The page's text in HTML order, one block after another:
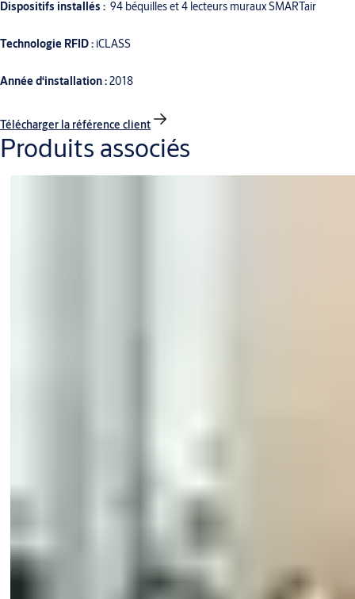
Dispositifs installés : 94 béquilles et 4 lecteurs muraux SMARTair
Technologie RFID : iCLASS
Année d‘installation :2018
Télécharger la référence client
Produits associés